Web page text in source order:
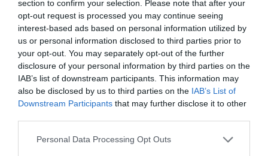
section to confirm your selection. Please note that after your
opt-out request is processed you may continue seeing
interest-based ads based on personal information utilized by
us or personal information disclosed to third parties prior to
your opt-out. You may separately opt-out of the further
disclosure of your personal information by third parties on the
IAB’s list of downstream participants. This information may
also be disclosed by us to third parties on the IAB’s List of
Downstream Participants that may further disclose it to other
Please note that this website/app uses one or more Google
Personal Data Processing Opt Outs
PRONEWS.GR /ΔΙΕΘΝΗΣ ΠΟΛΙΤΙΚΗ